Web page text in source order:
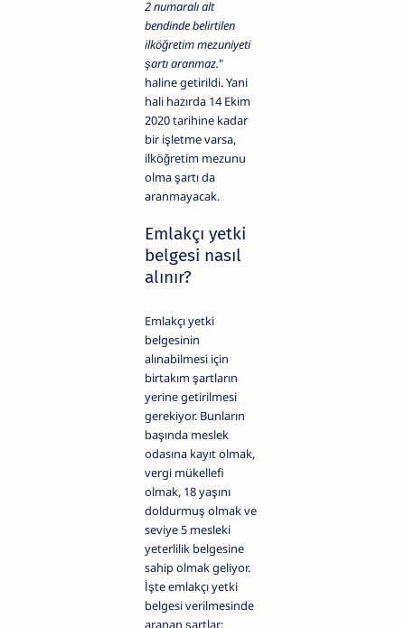
2 numaralı alt
bendinde belirtilen
ilköğretim mezuniyeti
şartı aranmaz."
haline getirildi. Yani
hali hazırda 14 Ekim
2020 tarihine kadar
bir işletme varsa,
ilköğretim mezunu
olma şartı da
aranmayacak.
Emlakçı yetki
belgesi nasıl
alınır?
Emlakçı yetki
belgesinin
alınabilmesi için
birtakım şartların
yerine getirilmesi
gerekiyor. Bunların
başında meslek
odasına kayıt olmak,
vergi mükellefi
olmak, 18 yaşını
doldurmuş olmak ve
seviye 5 mesleki
yeterlilik belgesine
sahip olmak geliyor.
İşte emlakçı yetki
belgesi verilmesinde
aranan şartlar;